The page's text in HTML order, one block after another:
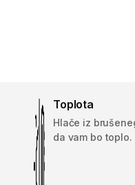
Toplota
Hlače iz
da vam bo toplo.